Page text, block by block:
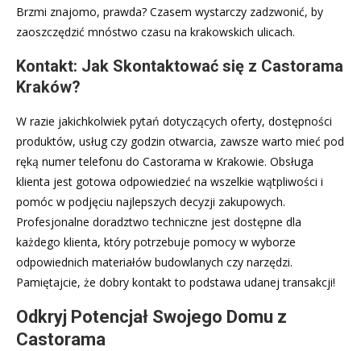
Brzmi znajomo, prawda? Czasem wystarczy zadzwonić, by
zaoszczędzić mnóstwo czasu na krakowskich ulicach.
Kontakt: Jak Skontaktować się z Castorama
Kraków?
W razie jakichkolwiek pytań dotyczących oferty, dostępności
produktów, usług czy godzin otwarcia, zawsze warto mieć pod
ręką numer telefonu do Castorama w Krakowie. Obsługa
klienta jest gotowa odpowiedzieć na wszelkie wątpliwości i
pomóc w podjęciu najlepszych decyzji zakupowych.
Profesjonalne doradztwo techniczne jest dostępne dla
każdego klienta, który potrzebuje pomocy w wyborze
odpowiednich materiałów budowlanych czy narzędzi.
Pamiętajcie, że dobry kontakt to podstawa udanej transakcji!
Odkryj Potencjał Swojego Domu z
Castorama